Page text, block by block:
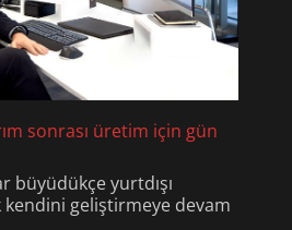
sonrası üretim için gün
büyüdükçe yurtdışı
kendini geliştirmeye devam